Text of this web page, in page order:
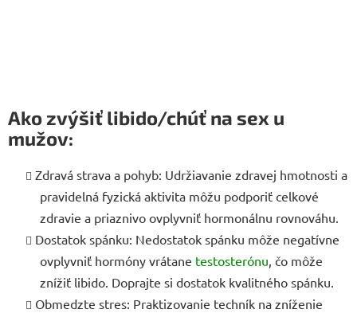
Ako zvýšiť libido/chúť na sex u
mužov:
Zdravá strava a pohyb: Udržiavanie zdravej hmotnosti a
pravidelná fyzická aktivita môžu podporiť celkové
zdravie a priaznivo ovplyvniť hormonálnu rovnováhu.
Dostatok spánku: Nedostatok spánku môže negatívne
ovplyvniť hormóny vrátane testosterónu, čo môže
znížiť libido. Doprajte si dostatok kvalitného spánku.
Obmedzte stres: Praktizovanie techník na zníženie